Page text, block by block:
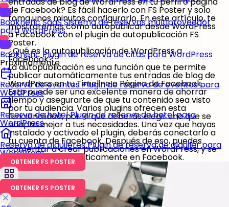
Booknetic SaaSSistema de reservas multiproveedor
para WordPress
BookneticPlugin de reserva de citas para WordPress
Próximamente
Reserva de eventosPlugin de reserva de eventos para
WordPress
Reserva de hotelPlugin de reserva de hotel para
WordPress
Reserva de alquileresPlugin de reserva de alquiler para
WordPress
OBTENER FS POSTER
OBTENER FS POSTER
de Facebook? Es fácil hacerlo con FS Poster y solo
toma unos minutos configurarlo. En este artículo, te
mostraremos cómo autopublicar desde WordPress
a Facebook con el plugin de autopublicación FS
Poster.
¿Qué es la autopublicación de WordPress a
Facebook?
La autopublicación es una función que te permite
publicar automáticamente tus entradas de blog de
WordPress en tu Timeline o Página de Facebook.
Esto puede ser una excelente manera de ahorrar
tiempo y asegurarte de que tu contenido sea visto
por tu audiencia. Varios plugins ofrecen esta
funcionalidad, por lo que deberás elegir uno que se
adapte mejor a tus necesidades. Una vez que hayas
instalado y activado el plugin, deberás conectarlo a
tu cuenta de Facebook. Después de eso, puedes
comenzar a crear publicaciones en WordPress, y se
publicarán automáticamente en Facebook.